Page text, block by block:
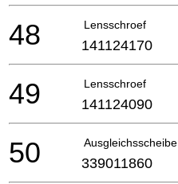
Lensschroef
48 141124170
Lensschroef
49 141124090
Ausgleichsscheibe
50 339011860